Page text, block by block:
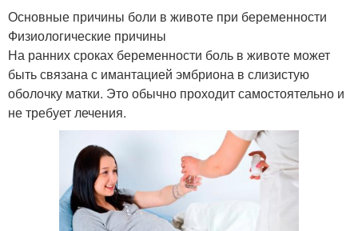
Основные причины боли в животе при беременности
Физиологические причины
На ранних сроках беременности боль в животе может
быть связана с имантацией эмбриона в слизистую
оболочку матки. Это обычно проходит самостоятельно и
не требует лечения.